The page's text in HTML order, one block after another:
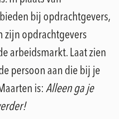
bij opdrachtgevers,
zijn opdrachtgevers
arbeidsmarkt. Laat zien
persoon aan die bij je
is: Alleen ga je